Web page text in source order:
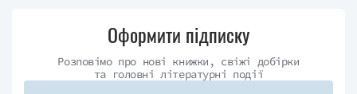
Оформити підписку
Розповімо про нові книжки, свіжі добірки
та головні літературні події